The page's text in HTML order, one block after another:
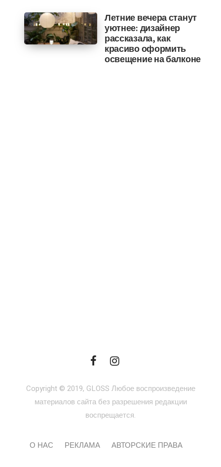
Летние вечера станут
уютнее: дизайнер
рассказала, как
красиво оформить
освещение на балконе
Copyright © 2019, GLOSS Любое воспроизведение
материалов сайта без разрешения редакции
воспрещается.
О НАС РЕКЛАМА АВТОРСКИЕ ПРАВА